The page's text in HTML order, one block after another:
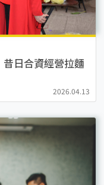
日合資經營拉麵
2026.04.13